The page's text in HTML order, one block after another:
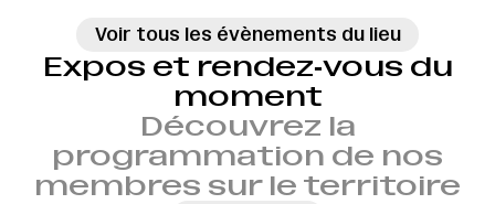
Voir tous les évènements du lieu
Expos et rendez‑vous du
moment
Découvrez la
programmation de nos
membres sur le territoire